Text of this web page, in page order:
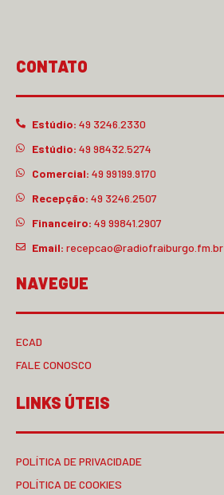
CONTATO
Estúdio: 49 3246.2330
Estúdio: 49 98432.5274
Comercial: 49 99199.9170
Recepção: 49 3246.2507
Financeiro: 49 99841.2907
Email: recepcao@radiofraiburgo.fm.br
NAVEGUE
ECAD
FALE CONOSCO
LINKS ÚTEIS
POLÍTICA DE PRIVACIDADE
POLÍTICA DE COOKIES